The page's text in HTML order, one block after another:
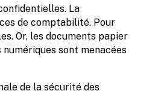
La
de comptabilité. Pour
Or, les documents papier
sont menacées
de la sécurité des